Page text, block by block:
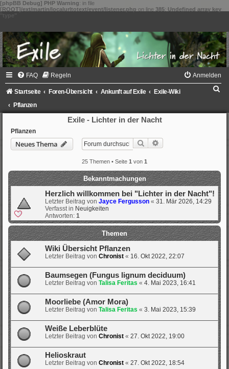
[phpBB Debug] PHP Warning: in file
[ROOT]/ext/martin/localurltotext/event/listener.php on line 385: Undefined array key
FAQ Regeln Anmelden
Startseite Foren-Übersicht Ankunft auf Exile
Exile-Wiki
Pflanzen
Exile - Lichter in der Nacht
Pflanzen
Neues Thema Suche
25 Themen • Seite 1 von 1
Bekanntmachungen
Herzlich willkommen bei "Lichter in der Nacht"!
Letzter Beitrag von Jayce Fergusson « 31. Mär 2026, 14:29
Verfasst in Neuigkeiten
Antworten: 1
Themen
Wiki Übersicht Pflanzen
Letzter Beitrag von Chronist « 16. Okt 2022, 22:07
Baumsegen (Fungus lignum deciduum)
Letzter Beitrag von Talisa Feritas « 4. Mai 2023, 16:41
Moorliebe (Amor Mora)
Letzter Beitrag von Talisa Feritas « 3. Mai 2023, 15:39
Weiße Leberblüte
Letzter Beitrag von Chronist « 27. Okt 2022, 19:00
Helioskraut
Letzter Beitrag von Chronist « 27. Okt 2022, 18:54